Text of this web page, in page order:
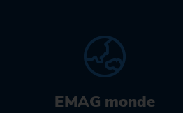
EMAG monde